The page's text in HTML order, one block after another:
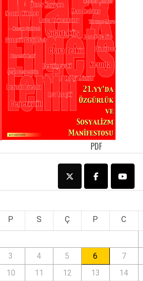
PDF
P S Ç P C
3
4 5 6 7
10
11 12 13 14